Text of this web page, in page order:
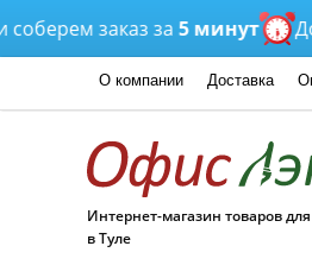
заказ за5 минут
О компании Доставка
Интернет-магазин товаров
в Туле